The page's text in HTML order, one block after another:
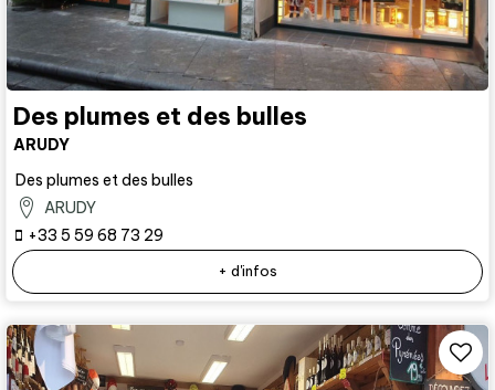
Des plumes et des bulles
ARUDY
Des plumes et des bulles
ARUDY
+33 5 59 68 73 29
+ d'infos